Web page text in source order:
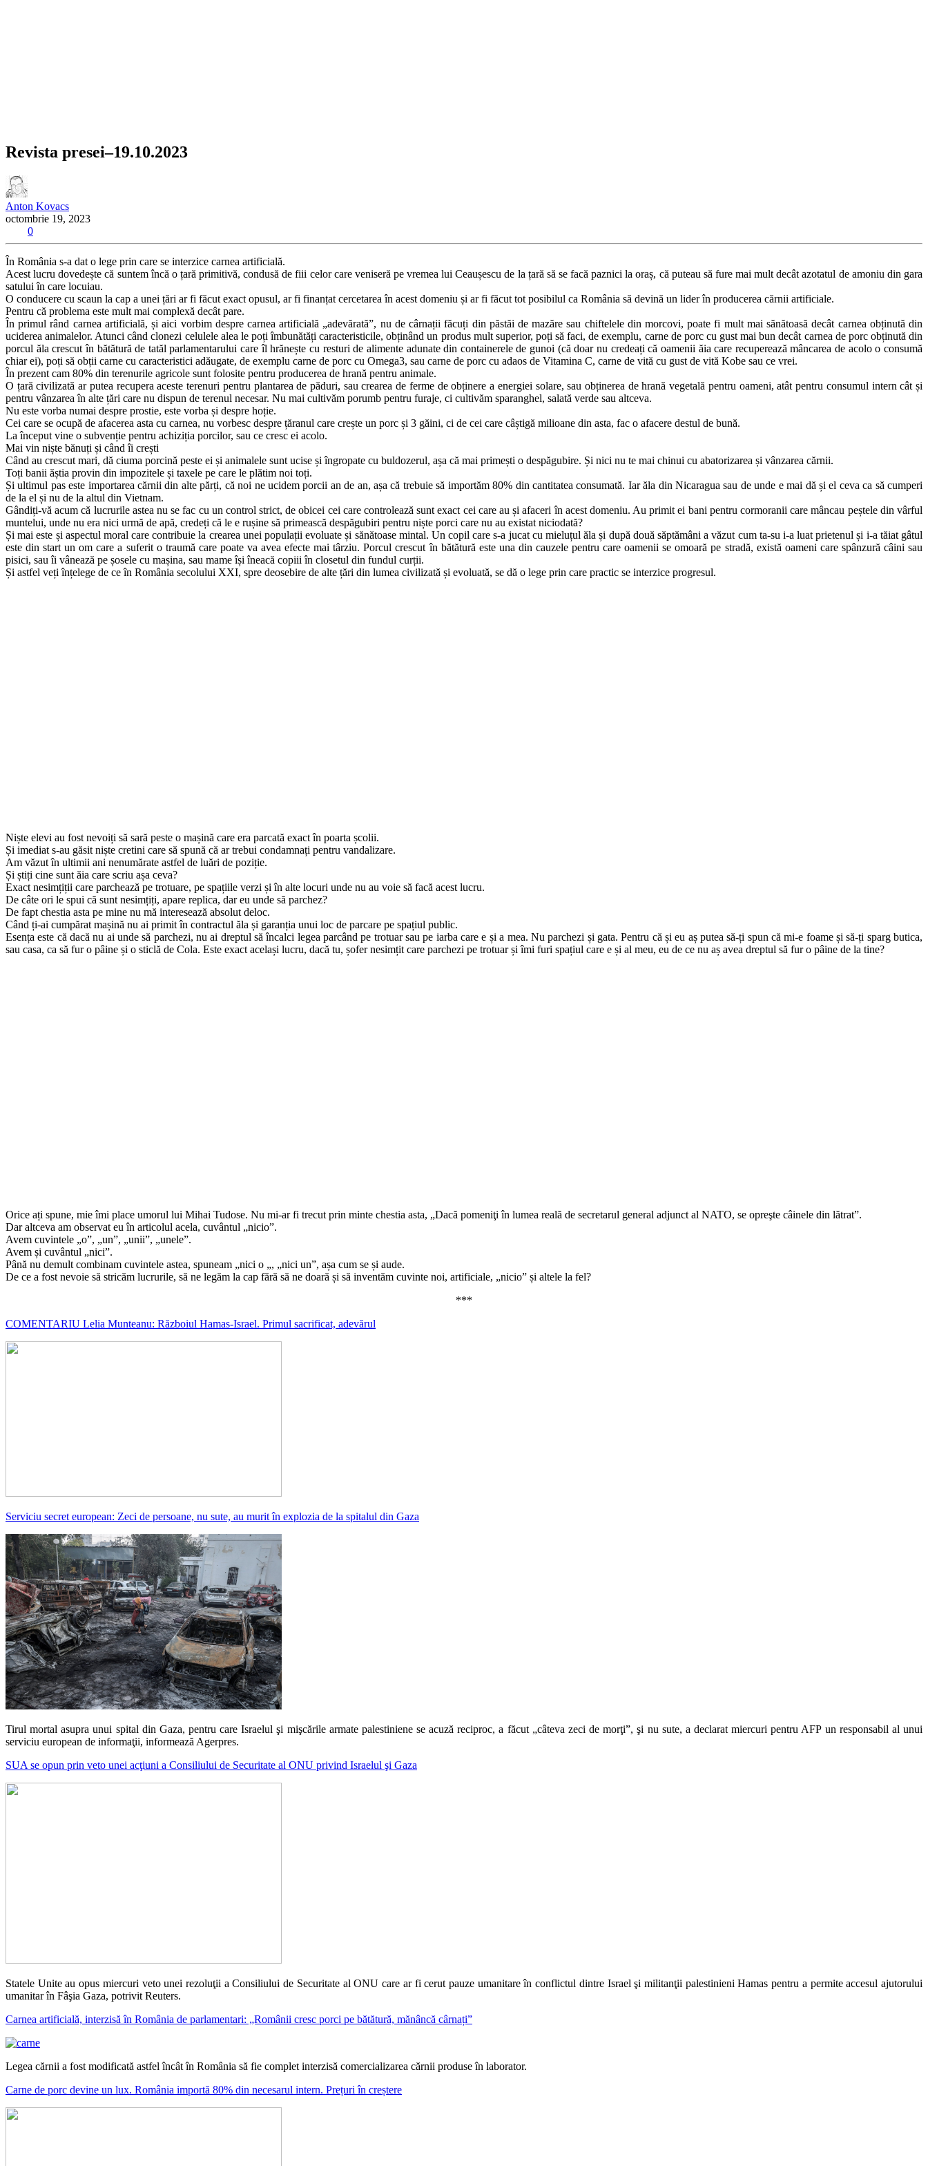
Revista presei–19.10.2023
Anton Kovacs
octombrie 19, 2023
0
În România s-a dat o lege prin care se interzice carnea artificială.
Acest lucru dovedește că suntem încă o țară primitivă, condusă de fiii celor care veniseră pe vremea lui Ceaușescu de la țară să se facă paznici la oraș, că puteau să fure mai mult decât azotatul de amoniu din gara
satului în care locuiau.
O conducere cu scaun la cap a unei țări ar fi făcut exact opusul, ar fi finanțat cercetarea în acest domeniu și ar fi făcut tot posibilul ca România să devină un lider în producerea cărnii artificiale.
Pentru că problema este mult mai complexă decât pare.
În primul rând carnea artificială, și aici vorbim despre carnea artificială „adevărată”, nu de cârnații făcuți din păstăi de mazăre sau chiftelele din morcovi, poate fi mult mai sănătoasă decât carnea obținută din
uciderea animalelor. Atunci când clonezi celulele alea le poți îmbunătăți caracteristicile, obținând un produs mult superior, poți să faci, de exemplu, carne de porc cu gust mai bun decât carnea de porc obținută din
porcul ăla crescut în bătătură de tatăl parlamentarului care îl hrănește cu resturi de alimente adunate din containerele de gunoi (că doar nu credeați că oamenii ăia care recuperează mâncarea de acolo o consumă
chiar ei), poți să obții carne cu caracteristici adăugate, de exemplu carne de porc cu Omega3, sau carne de porc cu adaos de Vitamina C, carne de vită cu gust de vită Kobe sau ce vrei.
În prezent cam 80% din terenurile agricole sunt folosite pentru producerea de hrană pentru animale.
O țară civilizată ar putea recupera aceste terenuri pentru plantarea de păduri, sau crearea de ferme de obținere a energiei solare, sau obținerea de hrană vegetală pentru oameni, atât pentru consumul intern cât și
pentru vânzarea în alte țări care nu dispun de terenul necesar. Nu mai cultivăm porumb pentru furaje, ci cultivăm sparanghel, salată verde sau altceva.
Nu este vorba numai despre prostie, este vorba și despre hoție.
Cei care se ocupă de afacerea asta cu carnea, nu vorbesc despre țăranul care crește un porc și 3 găini, ci de cei care câștigă milioane din asta, fac o afacere destul de bună.
La început vine o subvenție pentru achiziția porcilor, sau ce cresc ei acolo.
Mai vin niște bănuți și când îi crești
Când au crescut mari, dă ciuma porcină peste ei și animalele sunt ucise și îngropate cu buldozerul, așa că mai primești o despăgubire. Și nici nu te mai chinui cu abatorizarea și vânzarea cărnii.
Toți banii ăștia provin din impozitele și taxele pe care le plătim noi toți.
Și ultimul pas este importarea cărnii din alte părți, că noi ne ucidem porcii an de an, așa că trebuie să importăm 80% din cantitatea consumată. Iar ăla din Nicaragua sau de unde e mai dă și el ceva ca să cumperi
de la el și nu de la altul din Vietnam.
Gândiți-vă acum că lucrurile astea nu se fac cu un control strict, de obicei cei care controlează sunt exact cei care au și afaceri în acest domeniu. Au primit ei bani pentru cormoranii care mâncau peștele din vârful
muntelui, unde nu era nici urmă de apă, credeți că le e rușine să primească despăgubiri pentru niște porci care nu au existat niciodată?
Și mai este și aspectul moral care contribuie la crearea unei populații evoluate și sănătoase mintal. Un copil care s-a jucat cu mieluțul ăla și după două săptămâni a văzut cum ta-su i-a luat prietenul și i-a tăiat gâtul
este din start un om care a suferit o traumă care poate va avea efecte mai târziu. Porcul crescut în bătătură este una din cauzele pentru care oamenii se omoară pe stradă, există oameni care spânzură câini sau
pisici, sau îi vânează pe șosele cu mașina, sau mame își îneacă copiii în closetul din fundul curții.
Și astfel veți înțelege de ce în România secolului XXI, spre deosebire de alte țări din lumea civilizată și evoluată, se dă o lege prin care practic se interzice progresul.
Niște elevi au fost nevoiți să sară peste o mașină care era parcată exact în poarta școlii.
Și imediat s-au găsit niște cretini care să spună că ar trebui condamnați pentru vandalizare.
Am văzut în ultimii ani nenumărate astfel de luări de poziție.
Și știți cine sunt ăia care scriu așa ceva?
Exact nesimțiții care parchează pe trotuare, pe spațiile verzi și în alte locuri unde nu au voie să facă acest lucru.
De câte ori le spui că sunt nesimțiți, apare replica, dar eu unde să parchez?
De fapt chestia asta pe mine nu mă interesează absolut deloc.
Când ți-ai cumpărat mașină nu ai primit în contractul ăla și garanția unui loc de parcare pe spațiul public.
Esența este că dacă nu ai unde să parchezi, nu ai dreptul să încalci legea parcând pe trotuar sau pe iarba care e și a mea. Nu parchezi și gata. Pentru că și eu aș putea să-ți spun că mi-e foame și să-ți sparg butica,
sau casa, ca să fur o pâine și o sticlă de Cola. Este exact același lucru, dacă tu, șofer nesimțit care parchezi pe trotuar și îmi furi spațiul care e și al meu, eu de ce nu aș avea dreptul să fur o pâine de la tine?
Orice ați spune, mie îmi place umorul lui Mihai Tudose. Nu mi-ar fi trecut prin minte chestia asta, „Dacă pomeniţi în lumea reală de secretarul general adjunct al NATO, se opreşte câinele din lătrat”.
Dar altceva am observat eu în articolul acela, cuvântul „nicio”.
Avem cuvintele „o”, „un”, „unii”, „unele”.
Avem și cuvântul „nici”.
Până nu demult combinam cuvintele astea, spuneam „nici o „, „nici un”, așa cum se și aude.
De ce a fost nevoie să stricăm lucrurile, să ne legăm la cap fără să ne doară și să inventăm cuvinte noi, artificiale, „nicio” și altele la fel?
***
COMENTARIU Lelia Munteanu: Războiul Hamas-Israel. Primul sacrificat, adevărul
Serviciu secret european: Zeci de persoane, nu sute, au murit în explozia de la spitalul din Gaza
Tirul mortal asupra unui spital din Gaza, pentru care Israelul şi mişcările armate palestiniene se acuză reciproc, a făcut „câteva zeci de morţi”, şi nu sute, a declarat miercuri pentru AFP un responsabil al unui
serviciu european de informaţii, informează Agerpres.
SUA se opun prin veto unei acţiuni a Consiliului de Securitate al ONU privind Israelul şi Gaza
Statele Unite au opus miercuri veto unei rezoluţii a Consiliului de Securitate al ONU care ar fi cerut pauze umanitare în conflictul dintre Israel şi militanţii palestinieni Hamas pentru a permite accesul ajutorului
umanitar în Fâşia Gaza, potrivit Reuters.
Carnea artificială, interzisă în România de parlamentari: „Românii cresc porci pe bătătură, mănâncă cârnați”
Legea cărnii a fost modificată astfel încât în România să fie complet interzisă comercializarea cărnii produse în laborator.
Carne de porc devine un lux. România importă 80% din necesarul intern. Prețuri în creștere